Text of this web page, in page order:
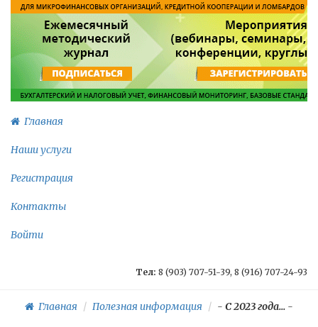
Главная
Наши услуги
Регистрация
Контакты
Войти
Тел: 8 (903) 707-51-39, 8 (916) 707-24-93
Главная Полезная информация - С 2023 года... -